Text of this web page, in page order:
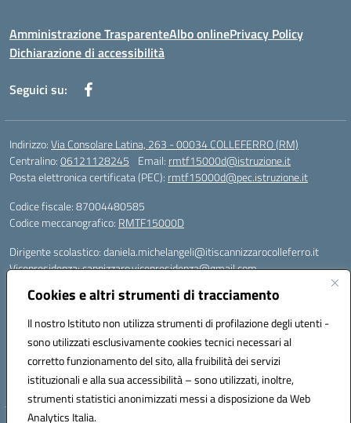
Cookies e altri strumenti di tracciamento
Il nostro Istituto non utilizza strumenti di profilazione degli utenti -
sono utilizzati esclusivamente cookies tecnici necessari al
corretto funzionamento del sito, alla fruibilità dei servizi
istituzionali e alla sua accessibilità – sono utilizzati, inoltre,
strumenti statistici anonimizzati messi a disposizione da Web
Analytics Italia.
Amministrazione TrasparenteAlbo onlinePrivacy Policy
Dichiarazione di accessibilità
Seguici su:
Indirizzo:Via Consolare Latina, 263 - 00034 COLLEFERRO (RM)
Centralino:06121128245 Email: rmtf15000d@istruzione.it
Posta elettronica certificata (PEC): rmtf15000d@pec.istruzione.it
Codice fiscale: 87004480585
Codice meccanografico: RMTF15000D
Dirigente scolastico: daniela.michelangeli@itiscannizzarocolleferro.it
Vicepresidenza: cannizzaro.vicepresidenza@gmail.com
Supporto piattaforme DDI (creazione account e rigenerazione credenziali)
supporto_gsuite@itiscannizzarocolleferro.it
Microsoft Office 365 (Teams):
supporto_office365@cannizzaro.onmicrosoft.com